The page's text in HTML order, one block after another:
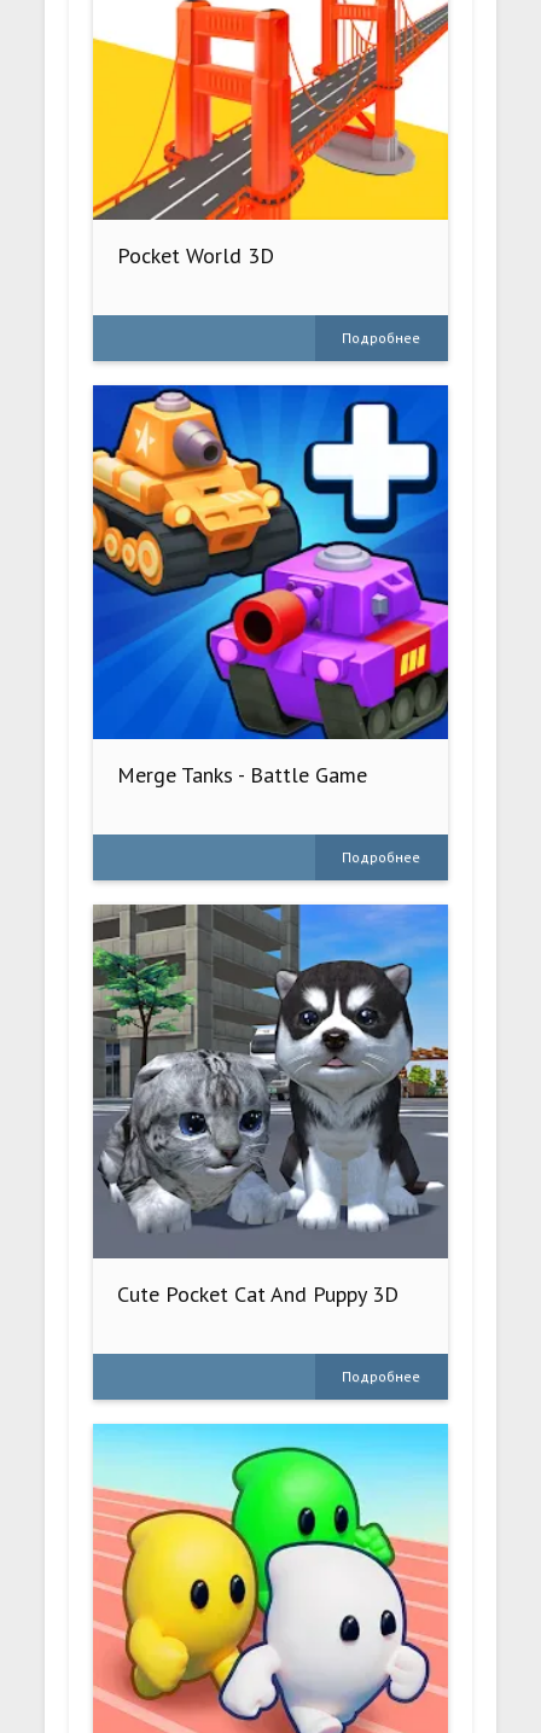
Pocket World 3D
Подробнее
Merge Tanks - Battle Game
Подробнее
Cute Pocket Cat And Puppy 3D
Подробнее